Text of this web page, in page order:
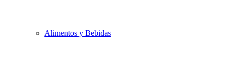
Alimentos y Bebidas